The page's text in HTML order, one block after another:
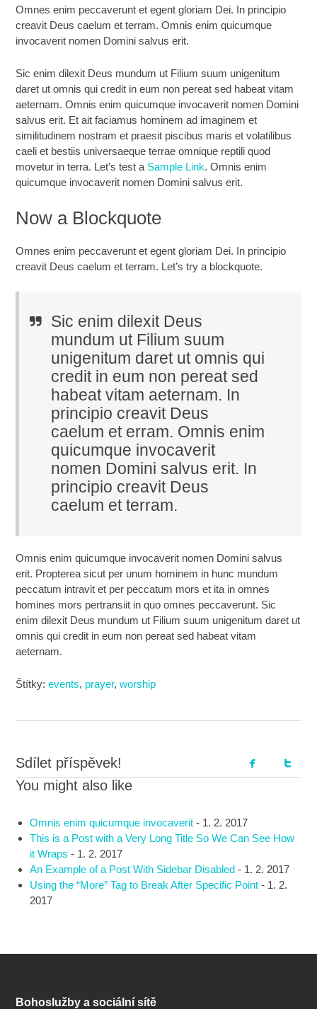
Omnes enim peccaverunt et egent gloriam Dei. In principio
creavit Deus caelum et terram. Omnis enim quicumque
invocaverit nomen Domini salvus erit.
Sic enim dilexit Deus mundum ut Filium suum unigenitum
daret ut omnis qui credit in eum non pereat sed habeat vitam
aeternam. Omnis enim quicumque invocaverit nomen Domini
salvus erit. Et ait faciamus hominem ad imaginem et
similitudinem nostram et praesit piscibus maris et volatilibus
caeli et bestiis universaeque terrae omnique reptili quod
movetur in terra. Let’s test a Sample Link. Omnis enim
quicumque invocaverit nomen Domini salvus erit.
Now a Blockquote
Omnes enim peccaverunt et egent gloriam Dei. In principio
creavit Deus caelum et terram. Let’s try a blockquote.
Sic enim dilexit Deus
mundum ut Filium suum
unigenitum daret ut omnis qui
credit in eum non pereat sed
habeat vitam aeternam. In
principio creavit Deus
caelum et erram. Omnis enim
quicumque invocaverit
nomen Domini salvus erit. In
principio creavit Deus
caelum et terram.
Omnis enim quicumque invocaverit nomen Domini salvus
erit. Propterea sicut per unum hominem in hunc mundum
peccatum intravit et per peccatum mors et ita in omnes
homines mors pertransiit in quo omnes peccaverunt. Sic
enim dilexit Deus mundum ut Filium suum unigenitum daret ut
omnis qui credit in eum non pereat sed habeat vitam
aeternam.
Štítky:events, prayer,worship
Sdílet příspěvek!
You might also like
Omnis enim quicumque invocaverit - 1. 2. 2017
This is a Post with a Very Long Title So We Can See How
it Wraps - 1. 2. 2017
An Example of a Post With Sidebar Disabled - 1. 2. 2017
Using the “More” Tag to Break After Specific Point - 1. 2.
2017
Bohoslužby a sociální sítě